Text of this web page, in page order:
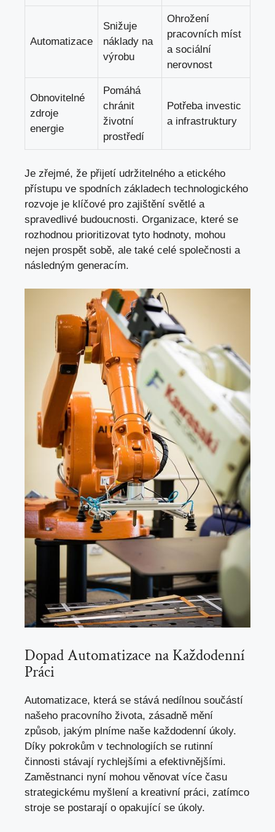
Automatizace
Snižuje
náklady na
výrobu
Ohrožení
pracovních míst
a sociální
nerovnost
Obnovitelné
zdroje
energie
Pomáhá
chránit
životní
prostředí
Potřeba investic
a infrastruktury
Je zřejmé, že přijetí udržitelného a etického
přístupu ve spodních základech technologického
rozvoje je klíčové pro zajištění světlé a
spravedlivé budoucnosti. Organizace, které se
rozhodnou prioritizovat tyto hodnoty, mohou
nejen prospět sobě, ale také celé společnosti a
následným generacím.
Dopad Automatizace na Každodenní
Práci
Automatizace, která se stává nedílnou součástí
našeho pracovního života, zásadně mění
způsob, jakým plníme naše každodenní úkoly.
Díky pokrokům v technologiích se rutinní
činnosti stávají rychlejšími a efektivnějšími.
Zaměstnanci nyní mohou věnovat více času
strategickému myšlení a kreativní práci, zatímco
stroje se postarají o opakující se úkoly.